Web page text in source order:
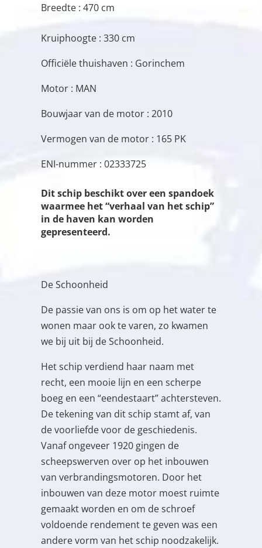
Breedte : 470 cm
Kruiphoogte : 330 cm
Officiële thuishaven : Gorinchem
Motor : MAN
Bouwjaar van de motor : 2010
Vermogen van de motor : 165 PK
ENI-nummer : 02333725
Dit schip beschikt over een spandoek
waarmee het “verhaal van het schip”
in de haven kan worden
gepresenteerd.
De Schoonheid
De passie van ons is om op het water te
wonen maar ook te varen, zo kwamen
we bij uit bij de Schoonheid.
Het schip verdiend haar naam met
recht, een mooie lijn en een scherpe
boeg en een “eendestaart” achtersteven.
De tekening van dit schip stamt af, van
de voorliefde voor de geschiedenis.
Vanaf ongeveer 1920 gingen de
scheepswerven over op het inbouwen
van verbrandingsmotoren. Door het
inbouwen van deze motor moest ruimte
gemaakt worden en om de schroef
voldoende rendement te geven was een
andere vorm van het schip noodzakelijk.